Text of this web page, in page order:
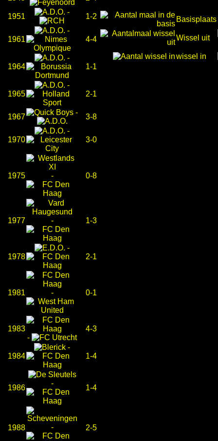
1951
-
1-2
1961
-
4-4
1964
-
1-1
1965
-
2-1
1967
-
3-8
1970
-
3-0
1975 - 0-8
1977 - 1-3
1978
-
2-1
1981 - 0-1
1983
-
4-3
1984
-
1-4
1986
-
1-4
1988 - 2-5
Basisplaats
Wissel uit
wissel in